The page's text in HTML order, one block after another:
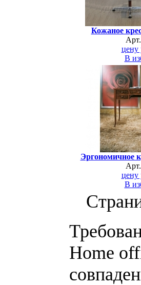
Кожаное
цену
В
Эргономичное
цену
В
Home